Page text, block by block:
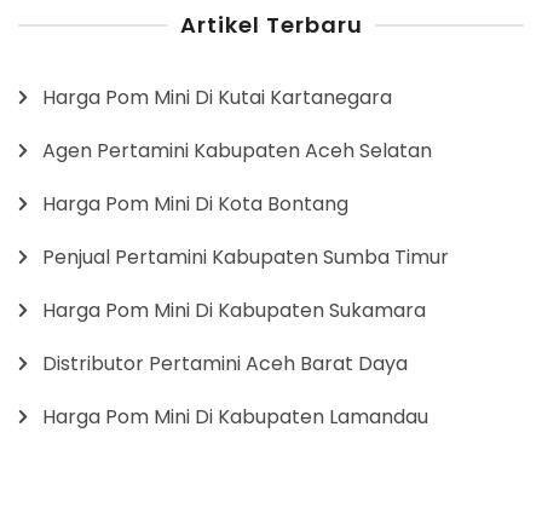
Artikel Terbaru
Harga Pom Mini Di Kutai Kartanegara
Agen Pertamini Kabupaten Aceh Selatan
Harga Pom Mini Di Kota Bontang
Penjual Pertamini Kabupaten Sumba Timur
Harga Pom Mini Di Kabupaten Sukamara
Distributor Pertamini Aceh Barat Daya
Harga Pom Mini Di Kabupaten Lamandau